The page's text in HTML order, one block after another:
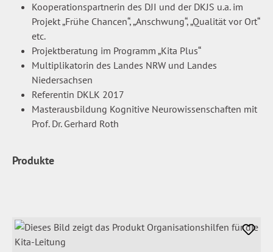
Kooperationspartnerin des DJI und der DKJS u.a. im
Projekt „Frühe Chancen“, „Anschwung“, „Qualität vor Ort“
etc.
Projektberatung im Programm „Kita Plus“
Multiplikatorin des Landes NRW und Landes
Niedersachsen
Referentin DKLK 2017
Masterausbildung Kognitive Neurowissenschaften mit
Prof. Dr. Gerhard Roth
Produkte